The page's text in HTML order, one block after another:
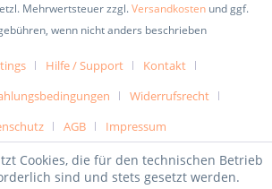
Mehrwertsteuer zzgl.Versandkosten und ggf.
wenn nicht anders beschrieben
Hilfe / Support
Kontakt
Widerrufsrecht
AGB Impressum
Cookies, die für den technischen Betrieb
sind und stets gesetzt werden.